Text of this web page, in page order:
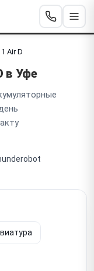
Air D
в Уфе